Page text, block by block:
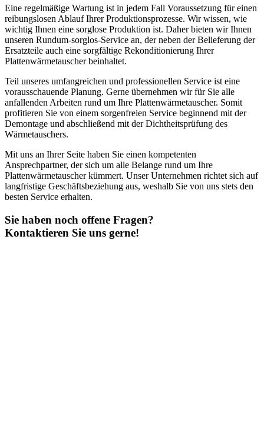
Eine regelmäßige Wartung ist in jedem Fall Voraussetzung für einen
reibungslosen Ablauf Ihrer Produktionsprozesse. Wir wissen, wie
wichtig Ihnen eine sorglose Produktion ist. Daher bieten wir Ihnen
unseren Rundum-sorglos-Service an, der neben der Belieferung der
Ersatzteile auch eine sorgfältige Rekonditionierung Ihrer
Plattenwärmetauscher beinhaltet.
Teil unseres umfangreichen und professionellen Service ist eine
vorausschauende Planung. Gerne übernehmen wir für Sie alle
anfallenden Arbeiten rund um Ihre Plattenwärmetauscher. Somit
profitieren Sie von einem sorgenfreien Service beginnend mit der
Demontage und abschließend mit der Dichtheitsprüfung des
Wärmetauschers.
Mit uns an Ihrer Seite haben Sie einen kompetenten
Ansprechpartner, der sich um alle Belange rund um Ihre
Plattenwärmetauscher kümmert. Unser Unternehmen richtet sich auf
langfristige Geschäftsbeziehung aus, weshalb Sie von uns stets den
besten Service erhalten.
Sie haben noch offene Fragen?
Kontaktieren Sie uns gerne!